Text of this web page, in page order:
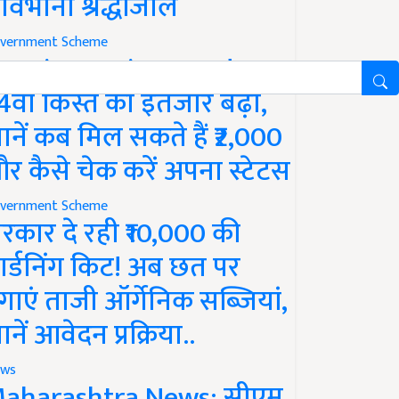
Scheme
Kisan Yojana Update:
किस्त का इंतजार बढ़ा,
कब मिल सकते हैं ₹2,000
कैसे चेक करें अपना स्टेटस
Scheme
दे रही ₹10,000 की
किट! अब छत पर
ताजी ऑर्गेनिक सब्जियां,
आवेदन प्रक्रिया..